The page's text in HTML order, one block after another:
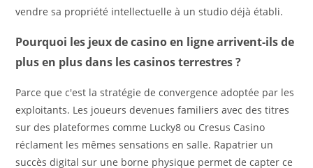
vendre sa propriété intellectuelle à un studio déjà établi.
Pourquoi les jeux de casino en ligne arrivent-ils de
plus en plus dans les casinos terrestres ?
Parce que c'est la stratégie de convergence adoptée par les
exploitants. Les joueurs devenues familiers avec des titres
sur des plateformes comme Lucky8 ou Cresus Casino
réclament les mêmes sensations en salle. Rapatrier un
succès digital sur une borne physique permet de capter ce